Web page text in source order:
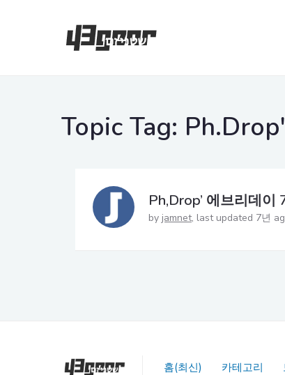
Topic Tag: Ph.Drop'
Ph,Drop’ 에브리데이
by jamnet last updated 7년
홈(최신) 카테고리